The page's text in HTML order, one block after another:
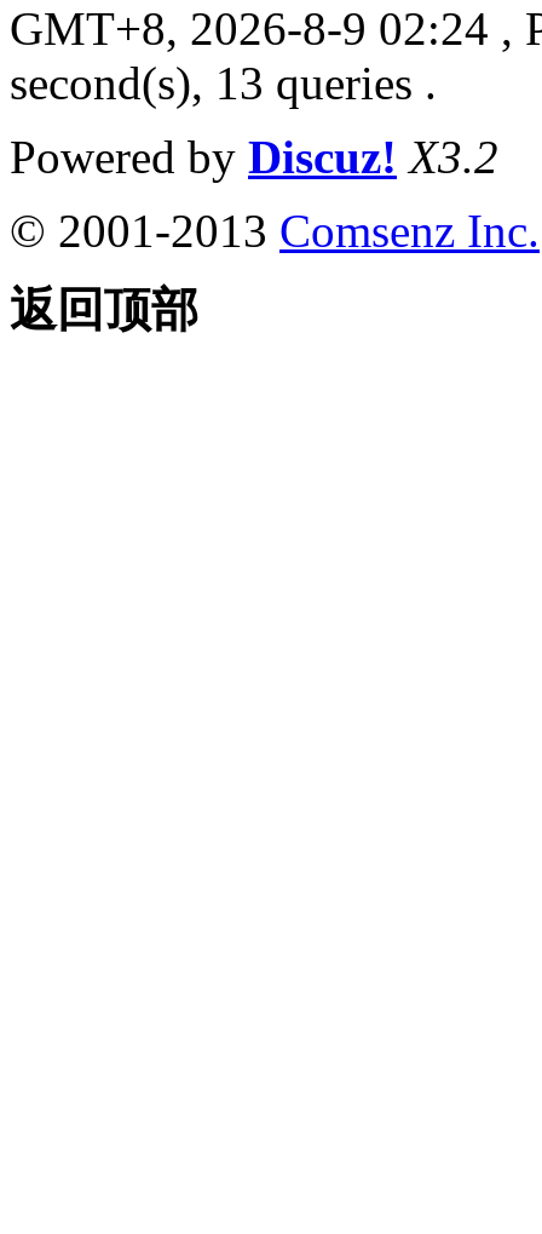
GMT+8, 2026-8-9 02:24 ,
second(s), 13 queries .
Powered by Discuz! X3.2
© 2001-2013 Comsenz Inc.
返回顶部